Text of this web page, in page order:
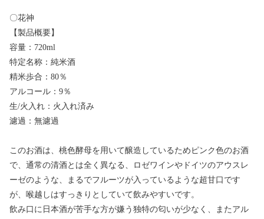
〇花神
【製品概要】
容量：720ml
特定名称：純米酒
精米歩合：80％
アルコール：9％
生/火入れ：火入れ済み
濾過：無濾過
このお酒は、桃色酵母を用いて醸造しているためピンク色のお酒
で、通常の清酒とは全く異なる、ロゼワインやドイツのアウスレ
ーゼのような、まるでフルーツが入っているような超甘口です
が、喉越しはすっきりとしていて飲みやすいです。
飲み口に日本酒が苦手な方が嫌う独特の匂いが少なく、またアル